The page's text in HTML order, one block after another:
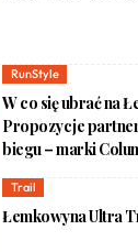
RunStyle
W co się ubrać na
Propozycje
biegu – marki
Trail
Łemkowyna Ultra